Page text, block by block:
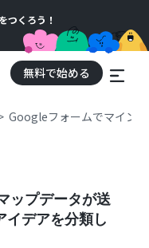
つくろう！
無料で始める
Googleフォームでマイン
ップデータが送
イデアを分類し